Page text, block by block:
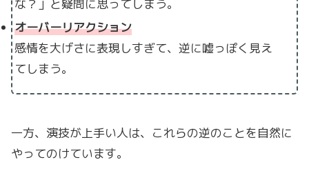
な？」と疑問に思ってしまう。
オーバーリアクション
感情を大げさに表現しすぎて、逆に嘘っぽく見え
てしまう。
一方、演技が上手い人は、これらの逆のことを自然に
やってのけています。